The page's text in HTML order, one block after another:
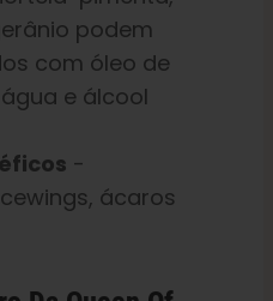
podem
com óleo de
e álcool
-
ácaros